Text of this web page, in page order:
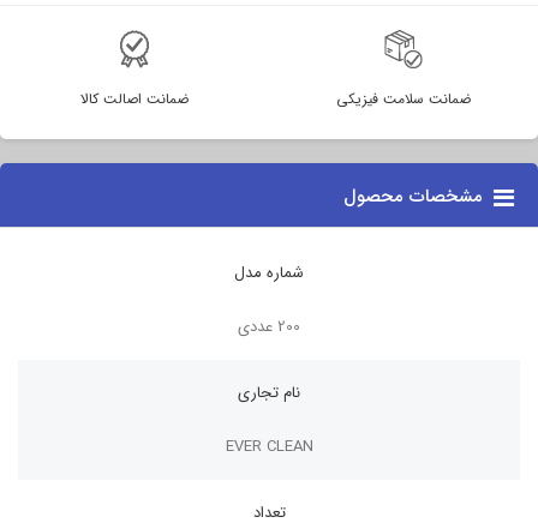
ضمانت سلامت فیزیکی ضمانت اصالت کالا
مشخصات محصول
شماره مدل
200 عددی
نام تجاری
EVER CLEAN
تعداد